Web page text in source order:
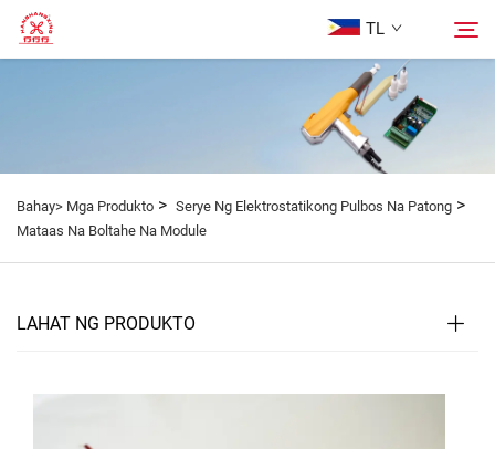
TL
Mga Produkto
Tungkol Sa Amin
Mga kaso
Hanapin
Bahay> Mga Produkto > Serye Ng Elektrostatikong Pulbos Na Patong >
Mataas Na Boltahe Na Module
LAHAT NG PRODUKTO